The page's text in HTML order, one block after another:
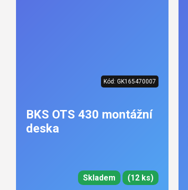
Kód: GK165470007
BKS OTS 430 montážní
deska
Skladem (12 ks)